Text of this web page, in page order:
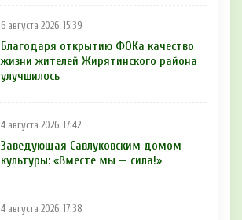
6 августа 2026, 15:39
Благодаря открытию ФОКа качество
жизни жителей Жирятинского района
улучшилось
4 августа 2026, 17:42
Заведующая Савлуковским домом
культуры: «Вместе мы — сила!»
4 августа 2026, 17:38